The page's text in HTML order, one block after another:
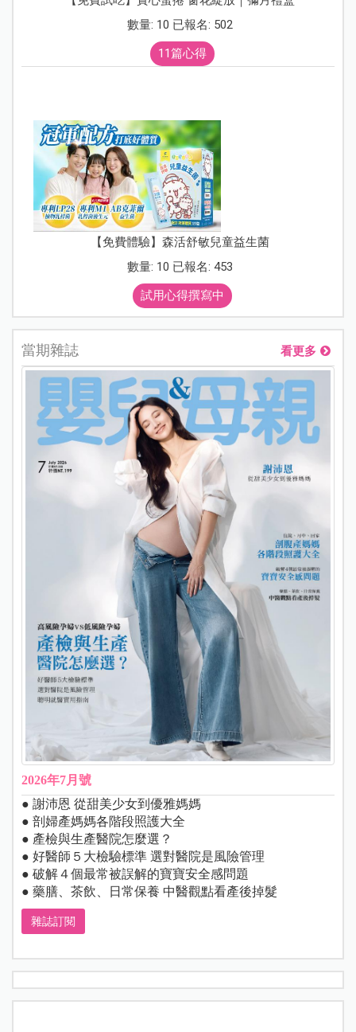
數量: 10 已報名: 502
11篇心得
【免費體驗】森活舒敏兒童益生菌
數量: 10 已報名: 453
試用心得撰寫中
當期雜誌 看更多
2026年7月號
● 謝沛恩 從甜美少女到優雅媽媽
● 剖婦產媽媽各階段照護大全
● 產檢與生產醫院怎麼選？
● 好醫師５大檢驗標準 選對醫院是風險管理
● 破解４個最常被誤解的寶寶安全感問題
● 藥膳、茶飲、日常保養 中醫觀點看產後掉髮
雜誌訂閱